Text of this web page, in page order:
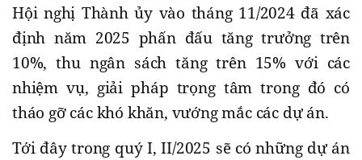
Hội nghị Thành ủy vào tháng 11/2024 đã xác
định năm 2025 phấn đấu tăng trưởng trên
10%, thu ngân sách tăng trên 15% với các
nhiệm vụ, giải pháp trọng tâm trong đó có
tháo gỡ các khó khăn, vướng mắc các dự án.
Tới đây trong quý I, II/2025 sẽ có những dự án